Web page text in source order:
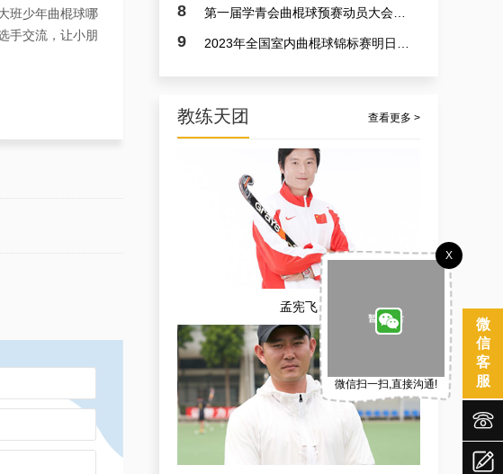
班少年曲棍球哪
手交流，让小朋
8
9
教练天团 查看更多 >
孟宪飞
微
信
客
服
X
微信扫一扫,直接沟通!


